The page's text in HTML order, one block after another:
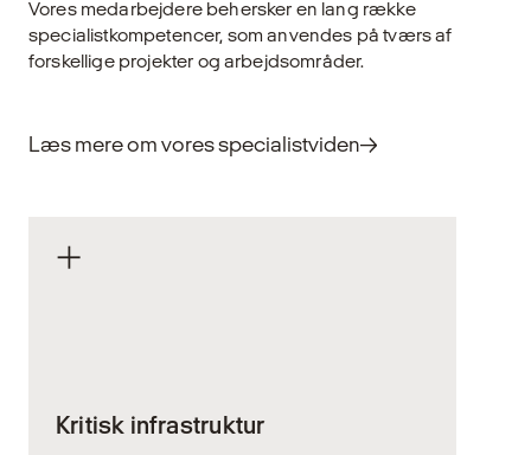
Vores medarbejdere behersker en lang række
specialistkompetencer, som anvendes på tværs af
forskellige projekter og arbejdsområder.
Læs mere om vores specialistviden
Kritisk infrastruktur